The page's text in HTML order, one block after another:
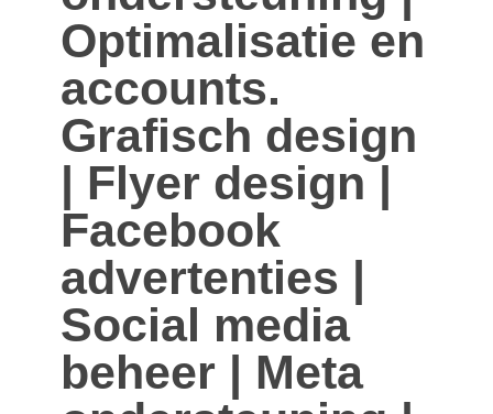
Optimalisatie en
accounts.
Grafisch design
| Flyer design |
Facebook
advertenties |
Social media
beheer | Meta